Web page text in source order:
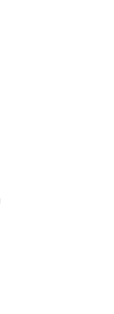
(Mekanik Butonlu
₺